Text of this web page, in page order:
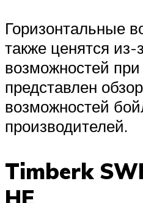
Горизонтальные
также ценятся
возможностей
представлен
возможностей
производителей.
Timberk